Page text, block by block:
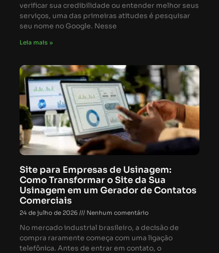
verificar sua credibilidade ou entender melhor seus
serviços, uma das primeiras atitudes é pesquisar
seu nome no Google. Nesse
Leia mais »
Site para Empresas de Usinagem:
Como Transformar o Site da Sua
Usinagem em um Gerador de Contatos
Comerciais
24 de julho de 2026 Nenhum comentário
No mercado industrial brasileiro, a decisão de
compra raramente começa com uma ligação
telefônica. Antes de entrar em contato, o